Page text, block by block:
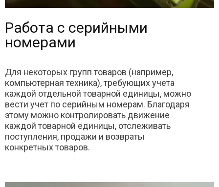
Работа с серийными
номерами
Для некоторых групп товаров (например,
компьютерная техника), требующих учета
каждой отдельной товарной единицы, можно
вести учет по серийным номерам. Благодаря
этому можно контролировать движение
каждой товарной единицы, отслеживать
поступления, продажи и возвраты
конкретных товаров.